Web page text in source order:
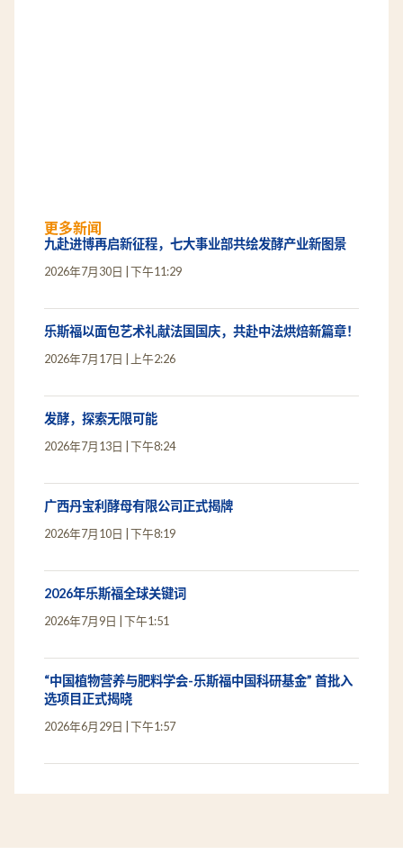
更多新闻
九赴进博再启新征程，七大事业部共绘发酵产业新图景
2026年7月30日 下午11:29
乐斯福以面包艺术礼献法国国庆，共赴中法烘焙新篇章！
2026年7月17日 上午2:26
发酵，探索无限可能
2026年7月13日 下午8:24
广西丹宝利酵母有限公司正式揭牌
2026年7月10日 下午8:19
2026年乐斯福全球关键词
2026年7月9日 下午1:51
“中国植物营养与肥料学会-乐斯福中国科研基金” 首批入
选项目正式揭晓
2026年6月29日 下午1:57